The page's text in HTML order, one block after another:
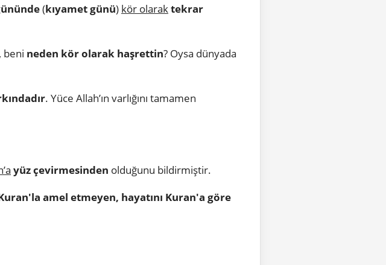
(kıyamet günü) kör olaraktekrar
, beni neden kör olarak haşrettin? Oysa dünyada
. Yüce Allah’ın varlığını tamamen
yüz çevirmesinden olduğunu bildirmiştir.
amel etmeyen, hayatını Kuran'a göre